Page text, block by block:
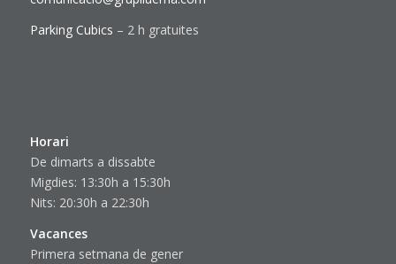
Parking Cubics – 2 h gratuites
Horari
De dimarts a dissabte
Migdies: 13:30h a 15:30h
Nits: 20:30h a 22:30h
Vacances
Primera setmana de gener